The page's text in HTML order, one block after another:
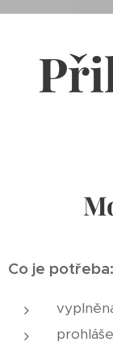
Co je potřeba: